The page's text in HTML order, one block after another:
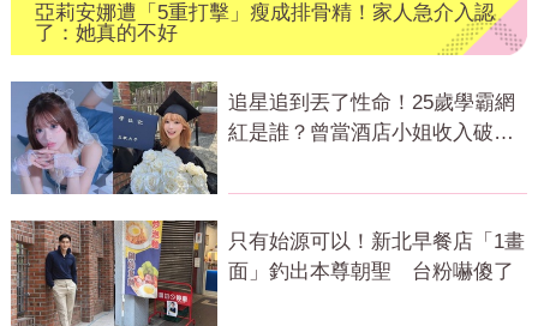
亞莉安娜遭「5重打擊」瘦成排骨精！家人急介入認
了：她真的不好
追星追到丟了性命！25歲學霸網
紅是誰？曾當酒店小姐收入破
只有始源可以！新北早餐店「1畫
面」釣出本尊朝聖 台粉嚇傻了